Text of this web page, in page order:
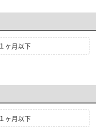
１ヶ月以下
１ヶ月以下